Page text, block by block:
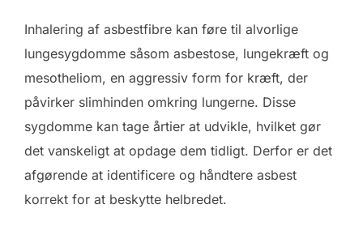
Inhalering af asbestfibre kan føre til alvorlige
lungesygdomme såsom asbestose, lungekræft og
mesotheliom, en aggressiv form for kræft, der
påvirker slimhinden omkring lungerne. Disse
sygdomme kan tage årtier at udvikle, hvilket gør
det vanskeligt at opdage dem tidligt. Derfor er det
afgørende at identificere og håndtere asbest
korrekt for at beskytte helbredet.